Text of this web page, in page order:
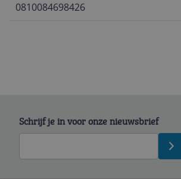
0810084698426
Schrijf je in voor onze nieuwsbrief